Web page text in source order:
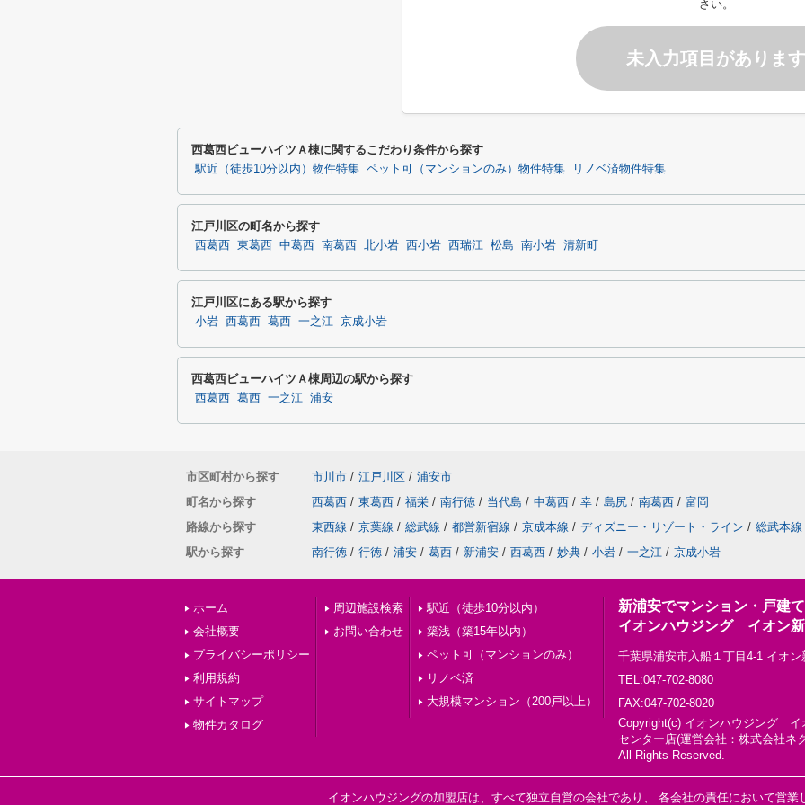
さい。
未入力項目があります
西葛西ビューハイツＡ棟に関するこだわり条件から探す
駅近（徒歩10分以内）物件特集 ペット可（マンションのみ）物件特集 リノベ済物件特集
江戸川区の町名から探す
西葛西 東葛西 中葛西 南葛西 北小岩 西小岩 西瑞江 松島 南小岩 清新町
江戸川区にある駅から探す
小岩 西葛西 葛西 一之江 京成小岩
西葛西ビューハイツＡ棟周辺の駅から探す
西葛西 葛西 一之江 浦安
市区町村から探す 市川市 / 江戸川区 / 浦安市
町名から探す
西葛西 / 東葛西 / 福栄 / 南行徳 / 当代島 / 中葛西 / 幸 / 島尻 / 南葛西 / 富岡
路線から探す
東西線 / 京葉線 / 総武線 / 都営新宿線 / 京成本線 / ディズニー・リゾート・ライン / 総武本線
駅から探す
南行徳 / 行徳 / 浦安 / 葛西 / 新浦安 / 西葛西 / 妙典 / 小岩 / 一之江 / 京成小岩
ホーム
会社概要
プライバシーポリシー
利用規約
サイトマップ
物件カタログ
周辺施設検索
お問い合わせ
駅近（徒歩10分以内）
築浅（築15年以内）
ペット可（マンションのみ）
リノベ済
大規模マンション（200戸以上）
新浦安でマンション・戸建
イオンハウジング イオン
千葉県浦安市入船１丁目4-1 イオン
TEL:047-702-8080
FAX:047-702-8020
Copyright(c) イオンハウジング イ
センター店(運営会社：株式会社ネ
All Rights Reserved.
イオンハウジングの加盟店は、すべて独立自営の会社であり、 各会社の責任において営業